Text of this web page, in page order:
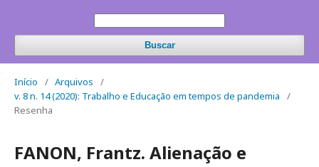
Buscar
Início / Arquivos
/
v. 8 n. 14 (2020): Trabalho e Educação em tempos de pandemia
/
Resenha
FANON, Frantz. Alienação e